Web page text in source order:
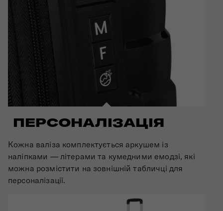
ПЕРСОНАЛІЗАЦІЯ
Кожна валіза комплектується аркушем із
наліпками — літерами та кумедними емодзі, які
можна розмістити на зовнішній табличці для
персоналізації.